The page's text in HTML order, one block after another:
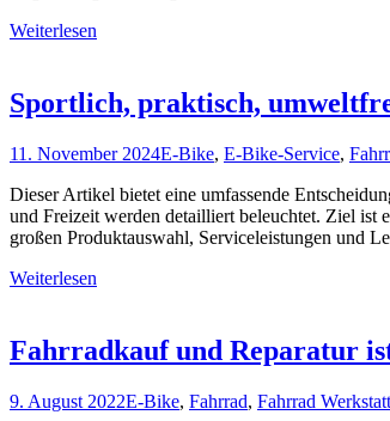
Weiterlesen
Sportlich, praktisch,
11. November 2024E-Bike, E-Bike-Service,
Dieser Artikel bietet eine umfassende
und Freizeit werden detailliert beleuchtet. Ziel ist
großen Produktauswahl, Serviceleistungen und
Weiterlesen
Fahrradkauf und Reparatur
9. August 2022E-Bike, Fahrrad, Fahrrad